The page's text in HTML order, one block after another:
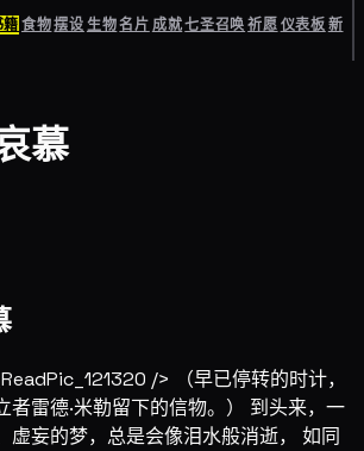
籍食物摆设生物名片成就七圣召唤祈愿仪表板新
慕
/> （早已停转的时计，
者雷德·米勒留下的信物。） 到头来，一
虚妄的梦，总是会像泪水般消逝， 如同